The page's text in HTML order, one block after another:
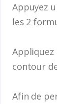
Appuyez
les 2
Appliquez
contour
Afin de